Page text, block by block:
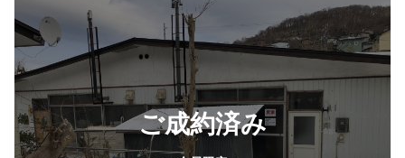
ご成約済み